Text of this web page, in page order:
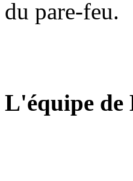
du pare-feu.
L'équipe de